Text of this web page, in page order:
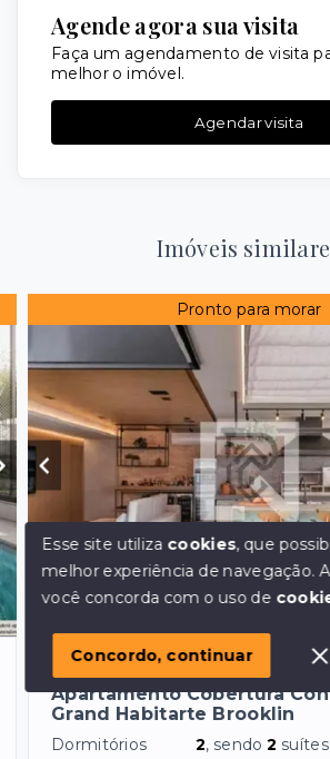
Agende agora sua visita
Faça um agendamento de visita
melhor o imóvel.
Agendar visita
Imóveis
Pronto para morar
Brooklin - São Paulo/SP, Zona Sul
Apartamento Cobertura
Grand Habitarte Brooklin
Dormitórios 2, sendo2 suítes
Olá!
Esse site utiliza cookies, que
melhor experiência de navegação.
você concorda com o uso de
Concordo, continuar